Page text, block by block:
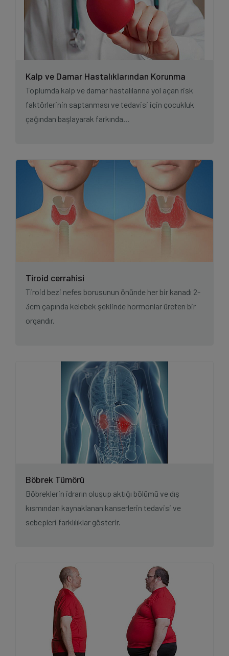
Kalp ve Damar Hastalıklarından Korunma
Kılavuzu
Toplumda kalp ve damar hastalılarına yol açan risk
faktörlerinin saptanması ve tedavisi için çocukluk
çağından başlayarak farkında...
Tiroid cerrahisi
Tiroid bezi nefes borusunun önünde her bir kanadı 2-
3cm çapında kelebek şeklinde hormonlar üreten bir
organdır.
Böbrek Tümörü
Böbreklerin idrarın oluşup aktığı bölümü ve dış
kısmından kaynaklanan kanserlerin tedavisi ve
sebepleri farklılıklar gösterir.